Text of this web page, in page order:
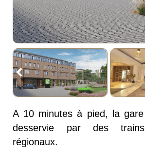
A 10 minutes à pied, la gare
desservie par des
régionaux.